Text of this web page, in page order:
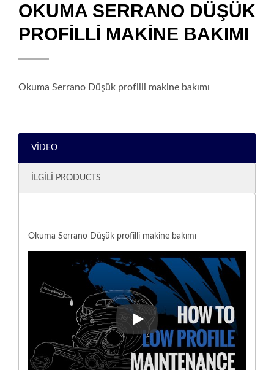
OLTA KAMIŞLARI VE
AKSESUARLAR
OKUMA SERRANO DÜŞÜK
PROFİLLİ MAKİNE BAKIMI
Okuma Serrano Düşük profilli makine bakımı
VIDEO
İLGILI PRODUCTS
Okuma Serrano Düşük profilli makine bakımı
Okuma Serrano Düşük profilli